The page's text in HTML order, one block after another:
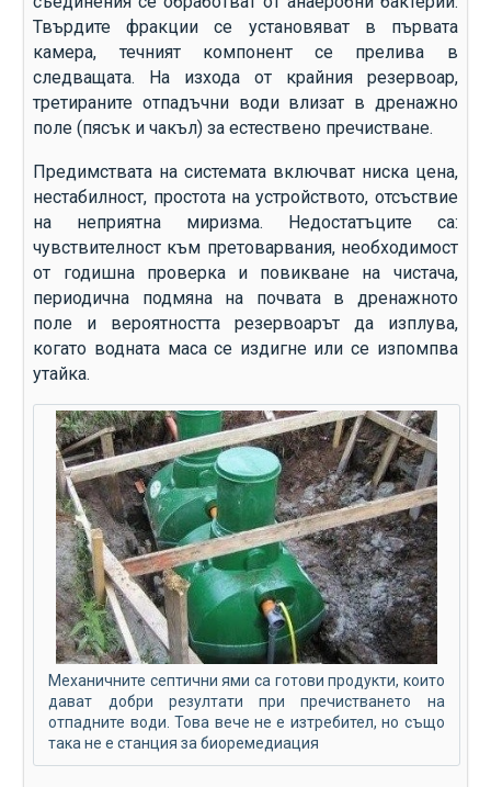
Твърдите фракции се установяват в първата
камера, течният компонент се прелива в
следващата. На изхода от крайния резервоар,
третираните отпадъчни води влизат в дренажно
поле (пясък и чакъл) за естествено пречистване.
Предимствата на системата включват ниска цена,
нестабилност, простота на устройството, отсъствие
на неприятна миризма. Недостатъците са:
чувствителност към претоварвания, необходимост
от годишна проверка и повикване на чистача,
периодична подмяна на почвата в дренажното
поле и вероятността резервоарът да изплува,
когато водната маса се издигне или се изпомпва
утайка.
Механичните септични ями са готови продукти, които
дават добри резултати при пречистването на
отпадните води. Това вече не е изтребител, но също
така не е станция за биоремедиация